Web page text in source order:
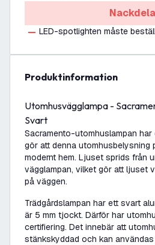
LED-spotlighten måste
produktinformation
Utomhusvägglampa -
Svart
Sacramento-utomhuslampan
gör att denna utomhusbelysning
modernt hem. Ljuset sprids från
vägglampan, vilket gör att ljuset
på väggen.
Trädgårdslampan har ett svart
är 5 mm tjockt. Därför har
certifiering. Det innebär att
stänkskyddad och kan